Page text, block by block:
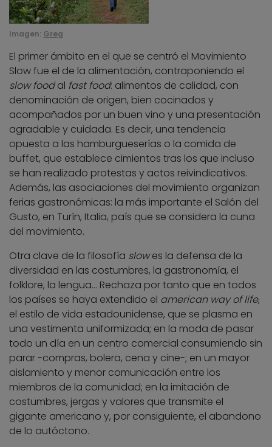
Imagen: Greg
El primer ámbito en el que se centró el Movimiento
Slow fue el de la alimentación, contraponiendo el
slow foodal fast food: alimentos de calidad, con
denominación de origen, bien cocinados y
acompañados por un buen vino y una presentación
agradable y cuidada. Es decir, una tendencia
opuesta a las hamburgueserías o la comida de
buffet, que establece cimientos tras los que incluso
se han realizado protestas y actos reivindicativos.
Además, las asociaciones del movimiento organizan
ferias gastronómicas: la más importante el Salón del
Gusto, en Turín, Italia, país que se considera la cuna
del movimiento.
Otra clave de la filosofía slowes la defensa de la
diversidad en las costumbres, la gastronomía, el
folklore, la lengua… Rechaza por tanto que en todos
los países se haya extendido el american way of life,
el estilo de vida estadounidense, que se plasma en
una vestimenta uniformizada; en la moda de pasar
todo un día en un centro comercial consumiendo sin
parar -compras, bolera, cena y cine-; en un mayor
aislamiento y menor comunicación entre los
miembros de la comunidad; en la imitación de
costumbres, jergas y valores que transmite el
gigante americano y, por consiguiente, el abandono
de lo autóctono.